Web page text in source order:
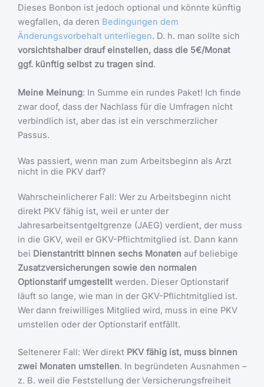
Dieses Bonbon ist jedoch optional und könnte künftig
wegfallen, da deren Bedingungen dem
Änderungsvorbehalt unterliegen. D. h. man sollte sich
vorsichtshalber drauf einstellen, dass die 5€/Monat
ggf. künftig selbst zu tragen sind.
Meine Meinung: In Summe ein rundes Paket! Ich finde
zwar doof, dass der Nachlass für die Umfragen nicht
verbindlich ist, aber das ist ein verschmerzlicher
Passus.
Was passiert, wenn man zum Arbeitsbeginn als Arzt
nicht in die PKV darf?
Wahrscheinlicherer Fall: Wer zu Arbeitsbeginn nicht
direkt PKV fähig ist, weil er unter der
Jahresarbeitsentgeltgrenze (JAEG) verdient, der muss
in die GKV, weil er GKV-Pflichtmitglied ist. Dann kann
bei Dienstantritt binnen sechs Monaten auf beliebige
Zusatzversicherungen sowie den normalen
Optionstarif umgestellt werden. Dieser Optionstarif
läuft so lange, wie man in der GKV-Pflichtmitglied ist.
Wer dann freiwilliges Mitglied wird, muss in eine PKV
umstellen oder der Optionstarif entfällt.
Seltenerer Fall: Wer direkt PKV fähig ist, muss binnen
zwei Monaten umstellen. In begründeten Ausnahmen –
z. B. weil die Feststellung der Versicherungsfreiheit